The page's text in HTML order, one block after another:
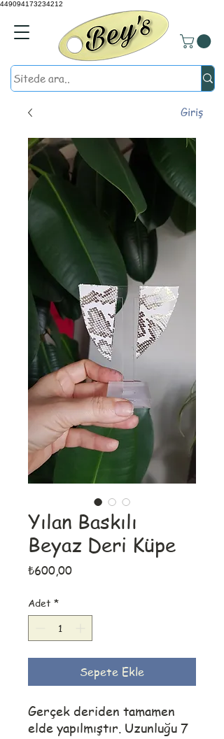
449094173234212
Giriş
Yılan Baskılı
Beyaz Deri Küpe
₺600,00Fiyat
Adet *
Sepete Ekle
Gerçek deriden tamamen
elde yapılmıştır. Uzunluğu 7